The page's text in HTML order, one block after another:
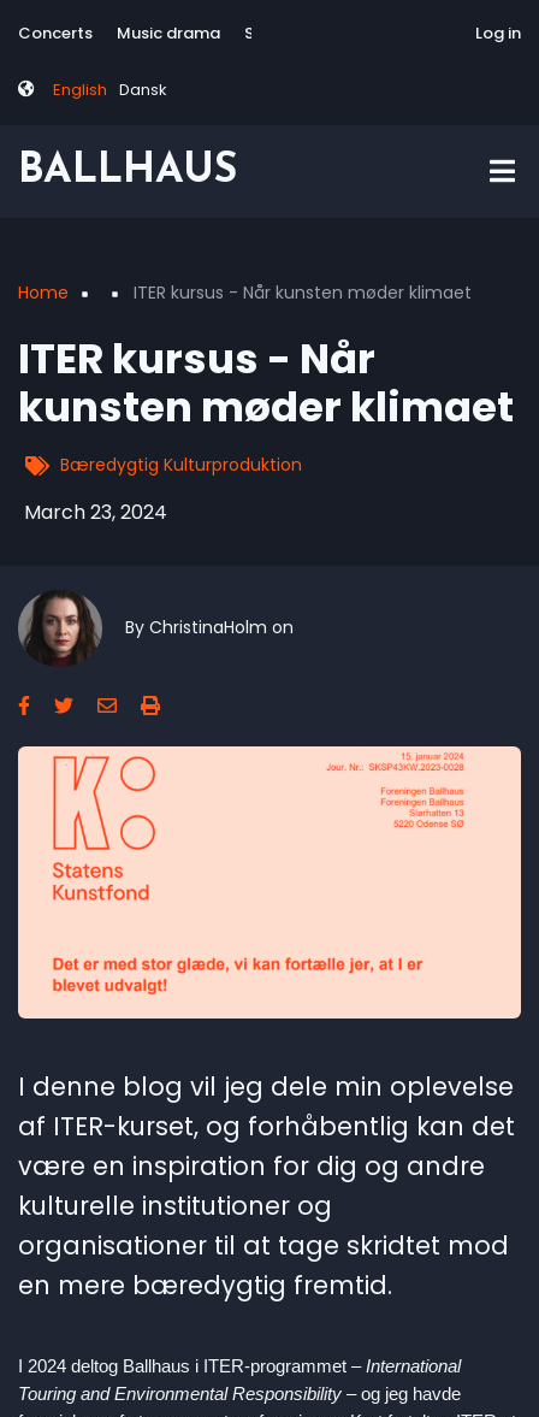
to
content
Tag
Concerts Music drama Site-responsive Via Artis Konsort
English Dansk
Log in
BALLHAUS
Home ITER kursus - Når kunsten møder klimaet
ITER kursus - Når
kunsten møder klimaet
Bæredygtig Kulturproduktion
March 23, 2024
By ChristinaHolm on
I denne blog vil jeg dele min oplevelse
af ITER-kurset, og forhåbentlig kan det
være en inspiration for dig og andre
kulturelle institutioner og
organisationer til at tage skridtet mod
en mere bæredygtig fremtid.
I 2024 deltog Ballhaus i ITER-programmet –International
Touring and Environmental Responsibility – og jeg havde